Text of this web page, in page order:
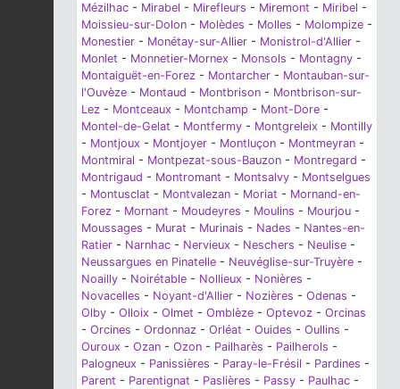
Mézilhac - Mirabel - Mirefleurs - Miremont - Miribel -
Moissieu-sur-Dolon - Molèdes - Molles - Molompize -
Monestier - Monétay-sur-Allier - Monistrol-d'Allier -
Monlet - Monnetier-Mornex - Monsols - Montagny -
Montaiguët-en-Forez - Montarcher - Montauban-sur-
l'Ouvèze - Montaud - Montbrison - Montbrison-sur-
Lez - Montceaux - Montchamp - Mont-Dore -
Montel-de-Gelat - Montfermy - Montgreleix - Montilly
- Montjoux - Montjoyer - Montluçon - Montmeyran -
Montmiral - Montpezat-sous-Bauzon - Montregard -
Montrigaud - Montromant - Montsalvy - Montselgues
- Montusclat - Montvalezan - Moriat - Mornand-en-
Forez - Mornant - Moudeyres - Moulins - Mourjou -
Moussages - Murat - Murinais - Nades - Nantes-en-
Ratier - Narnhac - Nervieux - Neschers - Neulise -
Neussargues en Pinatelle - Neuvéglise-sur-Truyère -
Noailly - Noirétable - Nollieux - Nonières -
Novacelles - Noyant-d'Allier - Nozières - Odenas -
Olby - Olloix - Olmet - Omblèze - Optevoz - Orcinas
- Orcines - Ordonnaz - Orléat - Ouides - Oullins -
Ouroux - Ozan - Ozon - Pailharès - Pailherols -
Palogneux - Panissières - Paray-le-Frésil - Pardines -
Parent - Parentignat - Paslières - Passy - Paulhac -